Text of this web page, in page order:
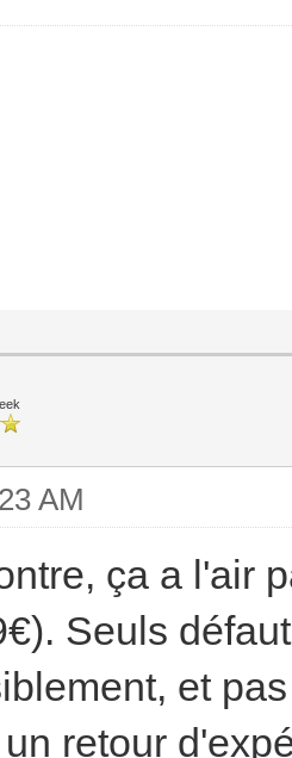
AM
ça a l'air
Seuls
et
retour